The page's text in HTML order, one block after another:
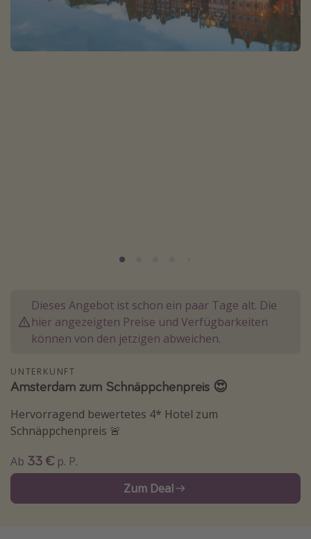
Lombardei
Skiurlaub
Weitere Themen
Reise Journal
Schönste Naturwunder der Welt
Digital Nomad Tipps
Beste Reiseziele 20225
Dieses Angebot ist schon ein paar Tage alt. Die
hier angezeigten Preise und Verfügbarkeiten
können von den jetzigen abweichen.
UNTERKUNFT
Amsterdam zum Schnäppchenpreis 😍
Hervorragend bewertetes 4* Hotel zum
Schnäppchenpreis 🚨
Ab 33 € p. P.
Zum Deal